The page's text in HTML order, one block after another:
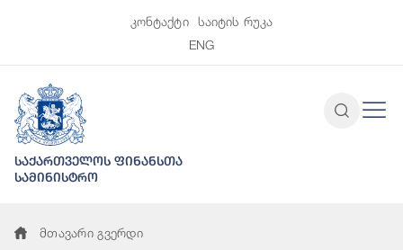
კონტაქტი
საიტის რუკა
ENG
საქართველოს ფინანსთა
სამინისტრო
მთავარი გვერდი